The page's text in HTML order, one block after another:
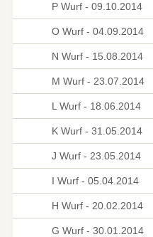
P Wurf - 09.10.2014
O Wurf - 04.09.2014
N Wurf - 15.08.2014
M Wurf - 23.07.2014
L Wurf - 18.06.2014
K Wurf - 31.05.2014
J Wurf - 23.05.2014
I Wurf - 05.04.2014
H Wurf - 20.02.2014
G Wurf - 30.01.2014